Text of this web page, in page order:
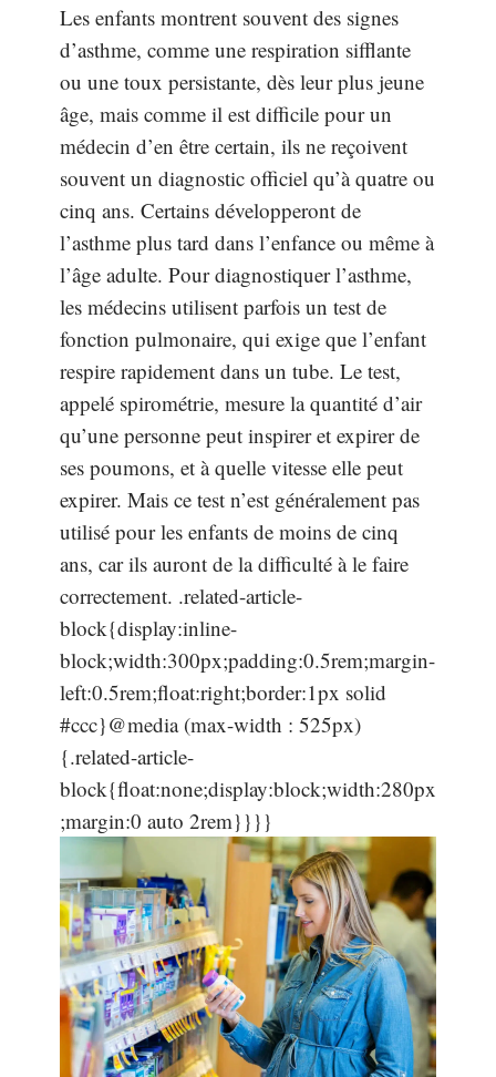
Les enfants montrent souvent des signes
d’asthme, comme une respiration sifflante
ou une toux persistante, dès leur plus jeune
âge, mais comme il est difficile pour un
médecin d’en être certain, ils ne reçoivent
souvent un diagnostic officiel qu’à quatre ou
cinq ans. Certains développeront de
l’asthme plus tard dans l’enfance ou même à
l’âge adulte. Pour diagnostiquer l’asthme,
les médecins utilisent parfois un test de
fonction pulmonaire, qui exige que l’enfant
respire rapidement dans un tube. Le test,
appelé spirométrie, mesure la quantité d’air
qu’une personne peut inspirer et expirer de
ses poumons, et à quelle vitesse elle peut
expirer. Mais ce test n’est généralement pas
utilisé pour les enfants de moins de cinq
ans, car ils auront de la difficulté à le faire
correctement. .related-article-
block{display:inline-
block;width:300px;padding:0.5rem;margin-
left:0.5rem;float:right;border:1px solid
#ccc}@media (max-width : 525px)
{.related-article-
block{float:none;display:block;width:280px
;margin:0 auto 2rem}}}}